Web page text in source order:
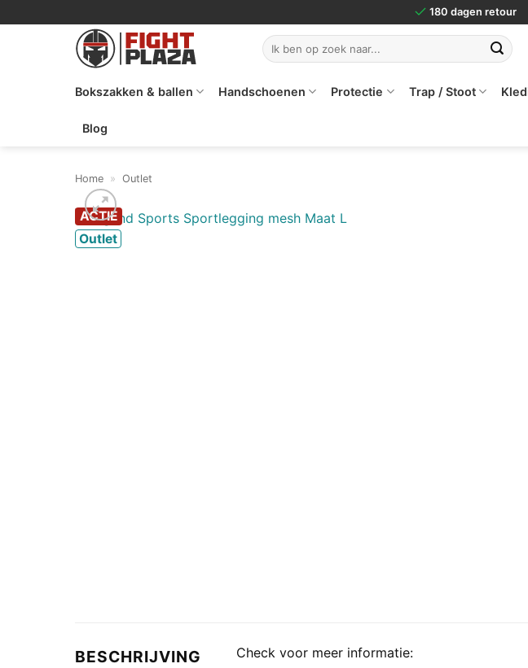
naar
180 dagen retour
Zoeken
naar:
Bokszakken & ballen Handschoenen Protectie Trap / Stoot
Blog
Home » Outlet
ACTIE
Outlet
BESCHRIJVING Check voor meer informatie: